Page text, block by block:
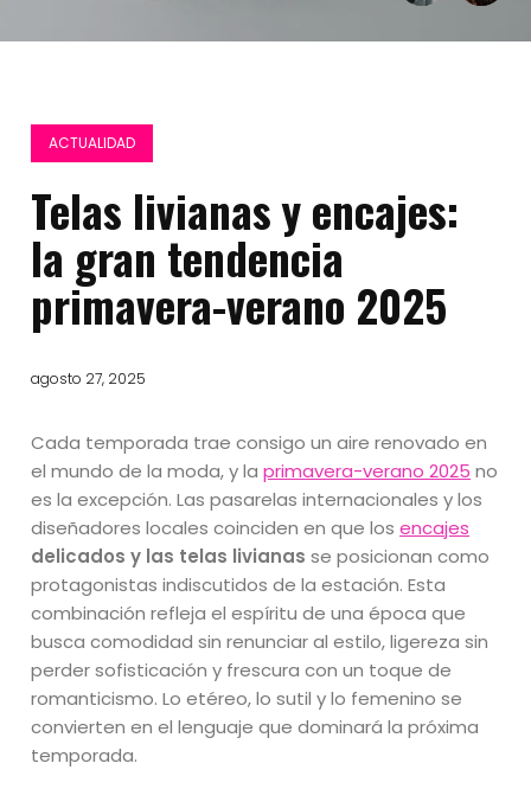
ACTUALIDAD
Telas livianas y encajes:
la gran tendencia
primavera-verano 2025
agosto 27, 2025
Cada temporada trae consigo un aire renovado en
el mundo de la moda, y laprimavera-verano 2025 no
es la excepción. Las pasarelas internacionales y los
diseñadores locales coinciden en que losencajes
delicados y las telas livianas se posicionan como
protagonistas indiscutidos de la estación. Esta
combinación refleja el espíritu de una época que
busca comodidad sin renunciar al estilo, ligereza sin
perder sofisticación y frescura con un toque de
romanticismo. Lo etéreo, lo sutil y lo femenino se
convierten en el lenguaje que dominará la próxima
temporada.